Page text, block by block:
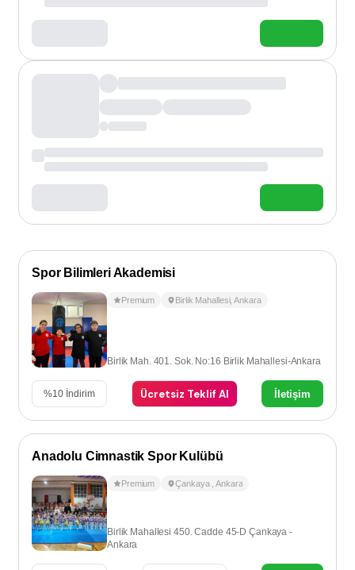
Spor Bilimleri Akademisi
Premium Birlik Mahallesi,Ankara
Birlik Mah. 401. Sok. No:16 Birlik Mahallesi-Ankara
%10 İndirim Ücretsiz Teklif Al İletişim
Anadolu Cimnastik Spor Kulübü
Premium Çankaya ,Ankara
Birlik Mahallesi 450. Cadde 45-D Çankaya -
Ankara